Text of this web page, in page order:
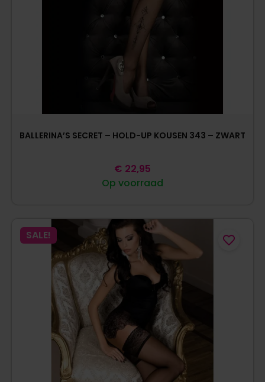
BALLERINA’S SECRET – HOLD-UP KOUSEN 343 – ZWART
Op voorraad
€ 22,95
SALE!